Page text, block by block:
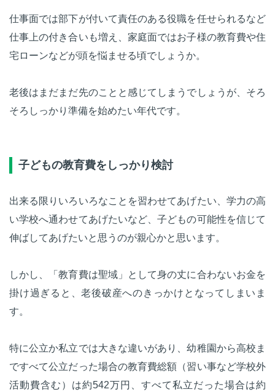
仕事面では部下が付いて責任のある役職を任せられるなど
仕事上の付き合いも増え、家庭面ではお子様の教育費や住
宅ローンなどが頭を悩ませる頃でしょうか。
老後はまだまだ先のことと感じてしまうでしょうが、そろ
そろしっかり準備を始めたい年代です。
子どもの教育費をしっかり検討
出来る限りいろいろなことを習わせてあげたい、学力の高
い学校へ通わせてあげたいなど、子どもの可能性を信じて
伸ばしてあげたいと思うのが親心かと思います。
しかし、「教育費は聖域」として身の丈に合わないお金を
掛け過ぎると、老後破産へのきっかけとなってしまいま
す。
特に公立か私立では大きな違いがあり、幼稚園から高校ま
ですべて公立だった場合の教育費総額（習い事など学校外
活動費含む）は約542万円、すべて私立だった場合は約